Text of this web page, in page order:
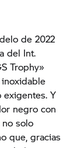
de 2022
del Int.
Trophy»
Y
negro con
solo
que, gracias